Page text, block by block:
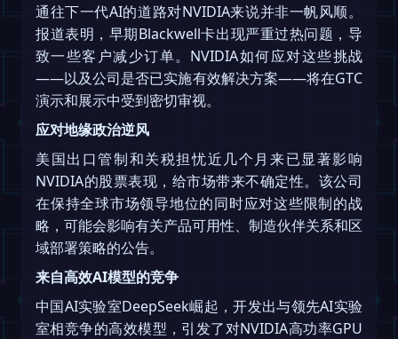
通往下一代AI的道路对NVIDIA来说并非一帆风顺。
报道表明，早期Blackwell卡出现严重过热问题，导
致一些客户减少订单。NVIDIA如何应对这些挑战
——以及公司是否已实施有效解决方案——将在GTC
演示和展示中受到密切审视。
应对地缘政治逆风
美国出口管制和关税担忧近几个月来已显著影响
NVIDIA的股票表现，给市场带来不确定性。该公司
在保持全球市场领导地位的同时应对这些限制的战
略，可能会影响有关产品可用性、制造伙伴关系和区
域部署策略的公告。
来自高效AI模型的竞争
中国AI实验室DeepSeek崛起，开发出与领先AI实验
室相竞争的高效模型，引发了对NVIDIA高功率GPU